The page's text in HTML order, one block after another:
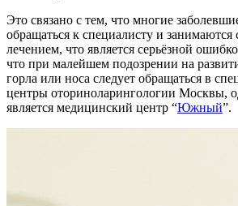
Это связано с тем, что многие
обращаться к специалисту и занимаются
лечением, что является серьёзной
что при малейшем подозрении на
горла или носа следует обращаться в
центры оториноларингологии Москвы,
является медицинский центр “Южный”.